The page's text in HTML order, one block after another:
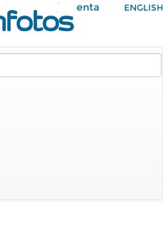
Mi Cuenta ENGLISH